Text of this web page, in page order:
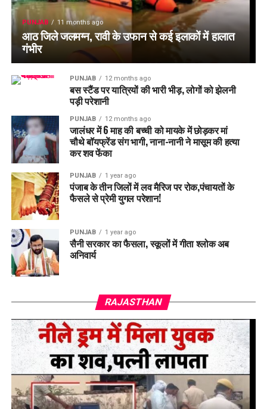
PUNJAB 11 months ago
आठ जिले जलमग्न, रावी के उफान से कई इलाकों में हालात
गंभीर
PUNJAB 12 months ago
बस स्टैंड पर यात्रियों की भारी भीड़, लोगों को झेलनी
पड़ी परेशानी
PUNJAB 12 months ago
जालंधर में 6 माह की बच्ची को मायके में छोड़कर मां
चौथे बॉयफ्रेंड संग भागी, नाना-नानी ने मासूम की हत्या
कर शव फेंका
PUNJAB 1 year ago
पंजाब के तीन जिलों में लव मैरिज पर रोक,पंचायतों के
फैसले से प्रेमी युगल परेशान!
PUNJAB 1 year ago
सैनी सरकार का फैसला, स्कूलों में गीता श्लोक अब
अनिवार्य
RAJASTHAN